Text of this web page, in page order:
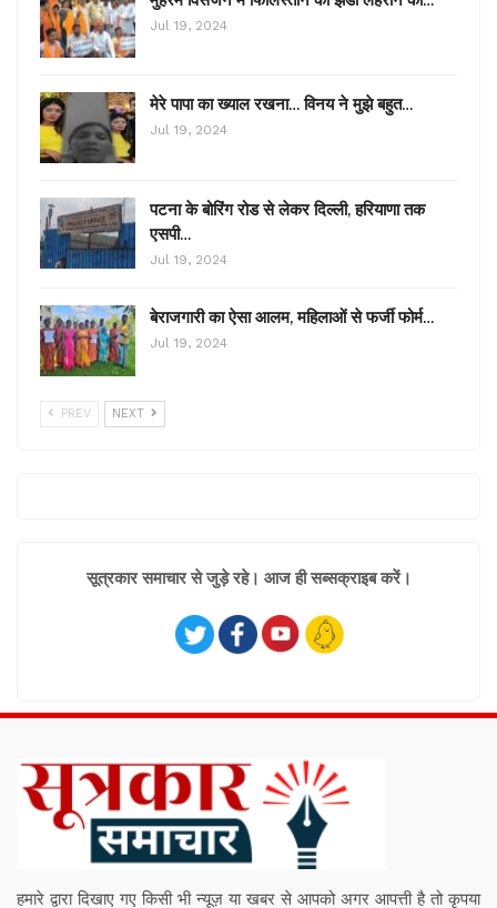
Jul 19, 2024
मेरे पापा का ख्याल रखना… विनय ने मुझे बहुत…
Jul 19, 2024
पटना के बोरिंग रोड से लेकर दिल्ली, हरियाणा तक
एसपी…
Jul 19, 2024
बेराजगारी का ऐसा आलम, महिलाओं से फर्जी फोर्म…
Jul 19, 2024
PREV NEXT
सूत्रकार समाचार से जुड़े रहे। आज ही सब्सक्राइब करें।
हमारे द्वारा दिखाए गए किसी भी न्यूज़ या खबर से आपको अगर आपत्ती है तो कृपया